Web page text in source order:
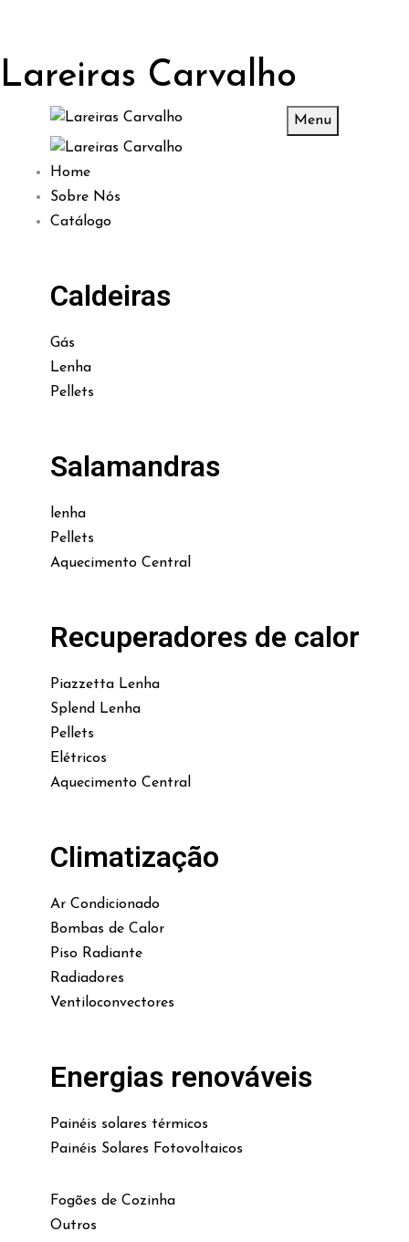
Lareiras Carvalho
Menu
Home
Sobre Nós
Catálogo
Caldeiras
Gás
Lenha
Pellets
Salamandras
lenha
Pellets
Aquecimento Central
Recuperadores de calor
Piazzetta Lenha
Splend Lenha
Pellets
Elétricos
Aquecimento Central
Climatização
Ar Condicionado
Bombas de Calor
Piso Radiante
Radiadores
Ventiloconvectores
Energias renováveis
Painéis solares térmicos
Painéis Solares Fotovoltaicos
Fogões de Cozinha
Outros